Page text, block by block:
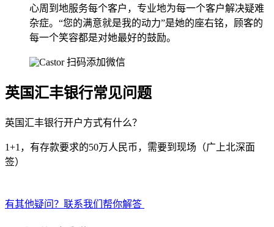
心周到地服务每个客户，专业地为每一个客户解决疑难
杂症。“您的满意就是我的动力”是她的座右铭，顾客的
每一个笑容都是对她最好的鼓励。
扫码添加微信
英国汇丰银行常见问题
英国汇丰银行开户方式有什么？
1+1，有存款要求的50万人民币，需要到现场（广上北深面
签）
有其他疑问？联系我们帮你解答